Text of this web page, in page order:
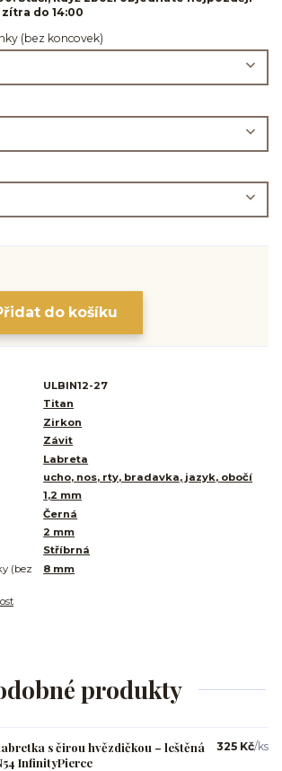
zítra do 14:00
(bez koncovek)
do košíku
ULBIN12-27
Titan
Zirkon
Závit
Labreta
ucho, nos, rty, bradavka, jazyk, obočí
1,2 mm
Černá
2 mm
Stříbrná
(bez
8 mm
produkty
s čirou hvězdičkou – leštěná
InfinityPierce
325 Kč/ks